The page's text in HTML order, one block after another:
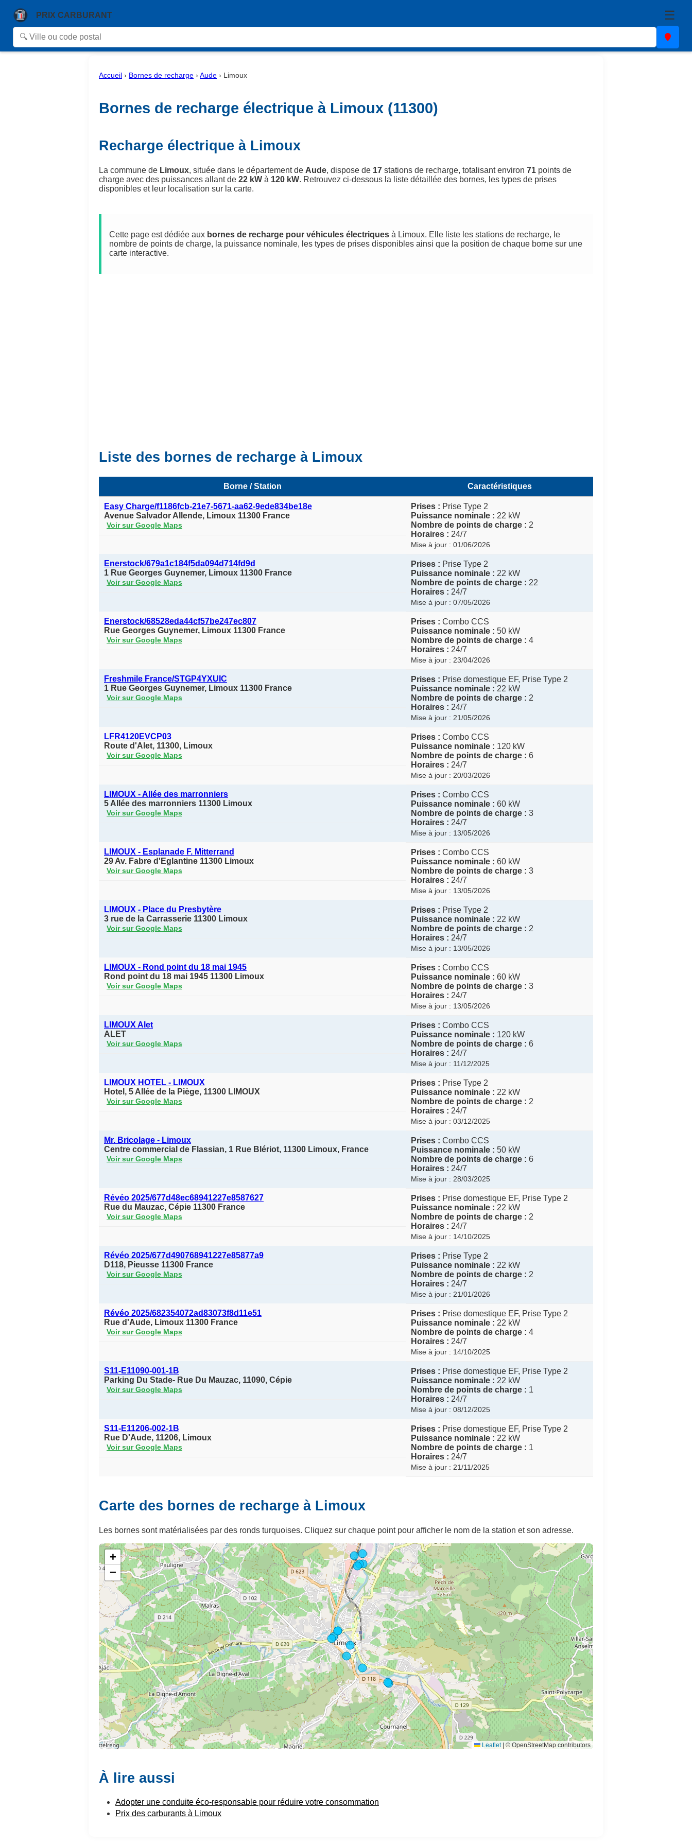
PRIX CARBURANT ☰
Accueil › Bornes de recharge › Aude › Limoux
Bornes de recharge électrique à Limoux (11300)
Recharge électrique à Limoux
La commune de Limoux, située dans le département de Aude, dispose de 17 stations de recharge, totalisant environ 71 points de
charge avec des puissances allant de 22 kW à 120 kW. Retrouvez ci-dessous la liste détaillée des bornes, les types de prises
disponibles et leur localisation sur la carte.
Cette page est dédiée aux bornes de recharge pour véhicules électriques à Limoux. Elle liste les stations de recharge, le
nombre de points de charge, la puissance nominale, les types de prises disponibles ainsi que la position de chaque borne sur une
carte interactive.
Liste des bornes de recharge à Limoux
Borne / Station Caractéristiques
Easy Charge/f1186fcb-21e7-5671-aa62-9ede834be18e
Avenue Salvador Allende, Limoux 11300 France
Voir sur Google Maps
Prises : Prise Type 2
Puissance nominale : 22 kW
Nombre de points de charge : 2
Horaires : 24/7
Mise à jour : 01/06/2026
Enerstock/679a1c184f5da094d714fd9d
1 Rue Georges Guynemer, Limoux 11300 France
Voir sur Google Maps
Prises : Prise Type 2
Puissance nominale : 22 kW
Nombre de points de charge : 22
Horaires : 24/7
Mise à jour : 07/05/2026
Enerstock/68528eda44cf57be247ec807
Rue Georges Guynemer, Limoux 11300 France
Voir sur Google Maps
Prises : Combo CCS
Puissance nominale : 50 kW
Nombre de points de charge : 4
Horaires : 24/7
Mise à jour : 23/04/2026
Freshmile France/STGP4YXUIC
1 Rue Georges Guynemer, Limoux 11300 France
Voir sur Google Maps
Prises : Prise domestique EF, Prise Type 2
Puissance nominale : 22 kW
Nombre de points de charge : 2
Horaires : 24/7
Mise à jour : 21/05/2026
LFR4120EVCP03
Route d'Alet, 11300, Limoux
Voir sur Google Maps
Prises : Combo CCS
Puissance nominale : 120 kW
Nombre de points de charge : 6
Horaires : 24/7
Mise à jour : 20/03/2026
LIMOUX - Allée des marronniers
5 Allée des marronniers 11300 Limoux
Voir sur Google Maps
Prises : Combo CCS
Puissance nominale : 60 kW
Nombre de points de charge : 3
Horaires : 24/7
Mise à jour : 13/05/2026
LIMOUX - Esplanade F. Mitterrand
29 Av. Fabre d'Eglantine 11300 Limoux
Voir sur Google Maps
Prises : Combo CCS
Puissance nominale : 60 kW
Nombre de points de charge : 3
Horaires : 24/7
Mise à jour : 13/05/2026
LIMOUX - Place du Presbytère
3 rue de la Carrasserie 11300 Limoux
Voir sur Google Maps
Prises : Prise Type 2
Puissance nominale : 22 kW
Nombre de points de charge : 2
Horaires : 24/7
Mise à jour : 13/05/2026
LIMOUX - Rond point du 18 mai 1945
Rond point du 18 mai 1945 11300 Limoux
Voir sur Google Maps
Prises : Combo CCS
Puissance nominale : 60 kW
Nombre de points de charge : 3
Horaires : 24/7
Mise à jour : 13/05/2026
LIMOUX Alet
ALET
Voir sur Google Maps
Prises : Combo CCS
Puissance nominale : 120 kW
Nombre de points de charge : 6
Horaires : 24/7
Mise à jour : 11/12/2025
LIMOUX HOTEL - LIMOUX
Hotel, 5 Allée de la Piège, 11300 LIMOUX
Voir sur Google Maps
Prises : Prise Type 2
Puissance nominale : 22 kW
Nombre de points de charge : 2
Horaires : 24/7
Mise à jour : 03/12/2025
Mr. Bricolage - Limoux
Centre commercial de Flassian, 1 Rue Blériot, 11300 Limoux, France
Voir sur Google Maps
Prises : Combo CCS
Puissance nominale : 50 kW
Nombre de points de charge : 6
Horaires : 24/7
Mise à jour : 28/03/2025
Révéo 2025/677d48ec68941227e8587627
Rue du Mauzac, Cépie 11300 France
Voir sur Google Maps
Prises : Prise domestique EF, Prise Type 2
Puissance nominale : 22 kW
Nombre de points de charge : 2
Horaires : 24/7
Mise à jour : 14/10/2025
Révéo 2025/677d490768941227e85877a9
D118, Pieusse 11300 France
Voir sur Google Maps
Prises : Prise Type 2
Puissance nominale : 22 kW
Nombre de points de charge : 2
Horaires : 24/7
Mise à jour : 21/01/2026
Révéo 2025/682354072ad83073f8d11e51
Rue d'Aude, Limoux 11300 France
Voir sur Google Maps
Prises : Prise domestique EF, Prise Type 2
Puissance nominale : 22 kW
Nombre de points de charge : 4
Horaires : 24/7
Mise à jour : 14/10/2025
S11-E11090-001-1B
Parking Du Stade- Rue Du Mauzac, 11090, Cépie
Voir sur Google Maps
Prises : Prise domestique EF, Prise Type 2
Puissance nominale : 22 kW
Nombre de points de charge : 1
Horaires : 24/7
Mise à jour : 08/12/2025
S11-E11206-002-1B
Rue D'Aude, 11206, Limoux
Voir sur Google Maps
Prises : Prise domestique EF, Prise Type 2
Puissance nominale : 22 kW
Nombre de points de charge : 1
Horaires : 24/7
Mise à jour : 21/11/2025
Carte des bornes de recharge à Limoux
Les bornes sont matérialisées par des ronds turquoises. Cliquez sur chaque point pour afficher le nom de la station et son adresse.
+
−
Leaflet | © OpenStreetMap contributors
À lire aussi
Adopter une conduite éco-responsable pour réduire votre consommation
Prix des carburants à Limoux